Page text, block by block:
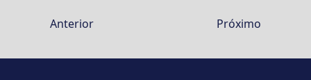
Anterior Próximo